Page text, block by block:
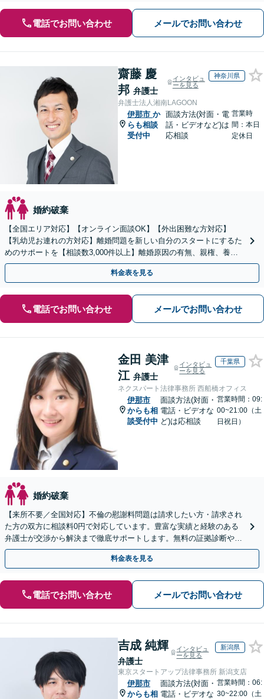
電話でお問い合わせ メールでお問い合わせ
齋藤 慶
邦 弁護士
インタビュ
ーを見る
神奈川県
弁護士法人湘南LAGOON
伊那市 か
らも相談
受付中
面談方法(対面・電
話・ビデオなど)は
応相談
営業時
間：本日
定休日
婚約破棄
【全国エリア対応】【オンライン面談OK】【外出困難な方対応】
【乳幼児お連れの方対応】離婚問題を新しい自分のスタートにするた
めのサポートを【相談数3,000件以上】離婚原因の有無、親権、養育
費、財産分与、慰謝料請求【夜間・休日相談可】
料金表を見る
電話でお問い合わせ メールでお問い合わせ
金田 美津
江 弁護士
インタビュ
ーを見る
千葉県
ネクスパート法律事務所 西船橋オフィス
伊那市
からも相
談受付中
面談方法(対面・
電話・ビデオな
ど)は応相談
営業時間：09:
00~21:00（土
日祝日）
婚約破棄
【来所不要／全国対応】不倫の慰謝料問題は請求したい方・請求され
た方の双方に相談料0円で対応しています。豊富な実績と経験のある
弁護士が交渉から解決まで徹底サポートします。無料の証拠診断や着
手金の返還保証もありますので安心してご相談ください。
料金表を見る
電話でお問い合わせ メールでお問い合わせ
吉成 純輝
弁護士
インタビュ
ーを見る
新潟県
東京スタートアップ法律事務所 新潟支店
伊那市
からも相
面談方法(対面・
電話・ビデオな
営業時間：06:
30~22:00（土